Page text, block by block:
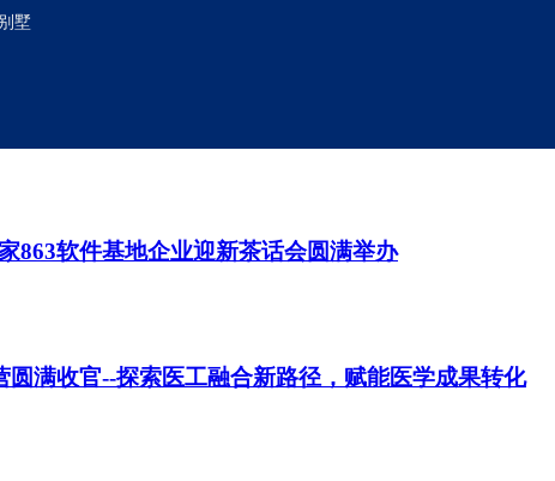
年度盘点与新年展望
863软件基地企业迎新茶话会圆满举办
满收官--探索医工融合新路径，赋能医学成果转化
墅